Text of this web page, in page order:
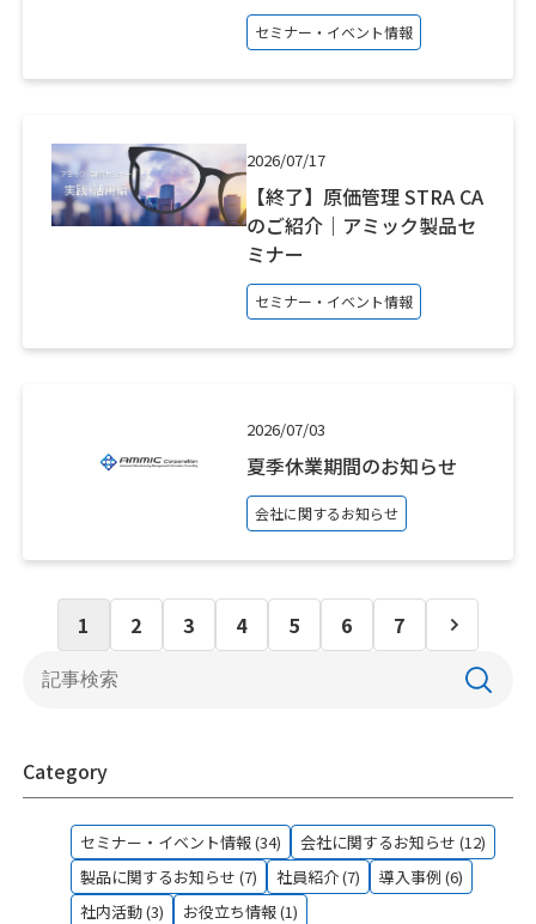
セミナー・イベント情報
2026/07/17
【終了】原価管理 STRA CA
のご紹介｜アミック製品セ
ミナー
セミナー・イベント情報
2026/07/03
夏季休業期間のお知らせ
会社に関するお知らせ
1 2 3 4 5 6 7
Category
セミナー・イベント情報 (34)
会社に関するお知らせ (12)
製品に関するお知らせ (7)
社員紹介 (7)
導入事例 (6)
社内活動 (3)
お役立ち情報 (1)